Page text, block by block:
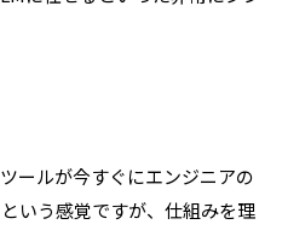
ールが今すぐにエンジニアの
いう感覚ですが、仕組みを理